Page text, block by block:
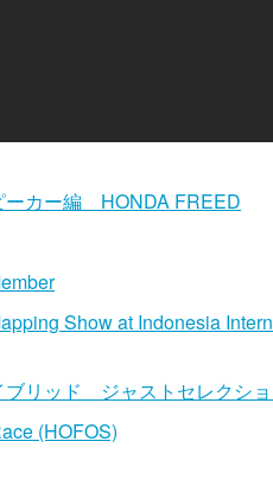
カー編 HONDA FREED
Show at Indonesia
リッド ジャストセレクシ
(HOFOS)